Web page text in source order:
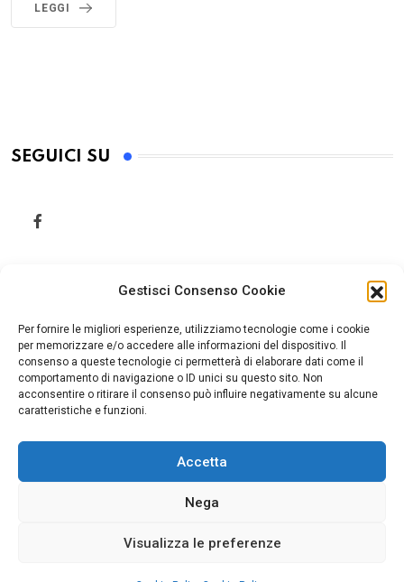
Gestisci Consenso Cookie
Per fornire le migliori esperienze, utilizziamo tecnologie come i cookie
per memorizzare e/o accedere alle informazioni del dispositivo. Il
consenso a queste tecnologie ci permetterà di elaborare dati come il
comportamento di navigazione o ID unici su questo sito. Non
acconsentire o ritirare il consenso può influire negativamente su alcune
caratteristiche e funzioni.
Accetta
Nega
Visualizza le preferenze
LEGGI
SEGUICI SU
Home Cookie Policy (UE)